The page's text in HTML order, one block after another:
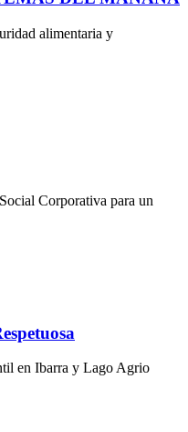
alimentaria y
Corporativa para un
en Ibarra y Lago Agrio